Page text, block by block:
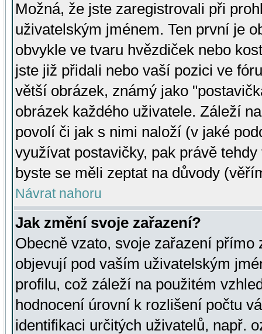
Možná, že jste zaregistrovali při
uživatelským jménem. Ten první je
obvykle ve tvaru hvězdiček nebo
jste již přidali nebo vaší pozici ve
větší obrázek, známý jako
obrázek každého uživatele. Záleží
povolí či jak s nimi naloží (v jaké
využívat postavičky, pak právě
byste se měli zeptat na důvody
Návrat nahoru
Jak změní svoje zařazení?
Obecně vzato, svoje zařazení přímo
objevují pod vaším uživatelským
profilu, což záleží na použitém
hodnocení úrovní k rozlišení počtu
identifikaci určitých uživatelů, např.